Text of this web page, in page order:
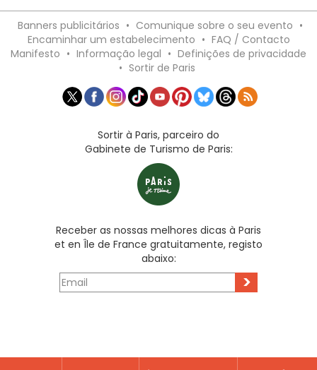
Banners publicitários • Comunique sobre o seu evento •
Encaminhar um estabelecimento • FAQ / Contacto
Manifesto • Informação legal • Definições de privacidade
• Sortir de Paris
Sortir à Paris, parceiro do
Gabinete de Turismo de Paris:
Receber as nossas melhores dicas à Paris
et en Île de France gratuitamente, registo
abaixo:
>